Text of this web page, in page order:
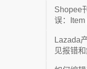
Shopee
误：
limit
Lazada
见报错